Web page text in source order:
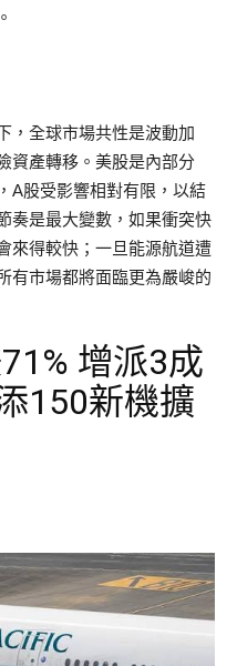
，全球市場共性是波動加
資產轉移。美股是內部分
A股受影響相對有限，以結
奏是最大變數，如果衝突快
來得較快；一旦能源航道遭
有市場都將面臨更為嚴峻的
增派3成
150新機擴